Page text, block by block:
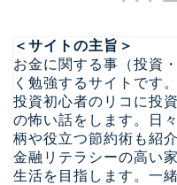
＜サイトの主旨＞
お金に関する事（投資
く勉強するサイトです。
投資初心者のリコに投
の怖い話をします。日
柄や役立つ節約術も紹介
金融リテラシーの高い
生活を目指します。一